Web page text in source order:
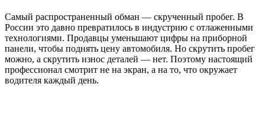
Самый распространенный обман — скрученный пробег. В
России это давно превратилось в индустрию с отлаженными
технологиями. Продавцы уменьшают цифры на приборной
панели, чтобы поднять цену автомобиля. Но скрутить пробег
можно, а скрутить износ деталей — нет. Поэтому настоящий
профессионал смотрит не на экран, а на то, что окружает
водителя каждый день.